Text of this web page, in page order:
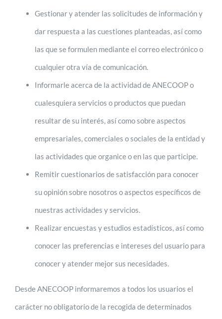
Gestionar y atender las solicitudes de información y
dar respuesta a las cuestiones planteadas, así como
las que se formulen mediante el correo electrónico o
cualquier otra vía de comunicación.
Informarle acerca de la actividad de ANECOOP o
cualesquiera servicios o productos que puedan
resultar de su interés, así como sobre aspectos
empresariales, comerciales o sociales de la entidad y
las actividades que organice o en las que participe.
Remitir cuestionarios de satisfacción para conocer
su opinión sobre nosotros o aspectos específicos de
nuestras actividades y servicios.
Realizar encuestas y estudios estadísticos, así como
conocer las preferencias e intereses del usuario para
conocer y atender mejor sus necesidades.
Desde ANECOOP informaremos a todos los usuarios el
carácter no obligatorio de la recogida de determinados